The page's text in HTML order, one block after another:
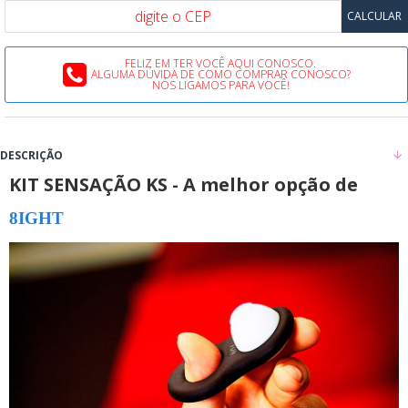
FELIZ EM TER VOCÊ AQUI CONOSCO.
ALGUMA DÚVIDA DE COMO COMPRAR CONOSCO?
NÓS LIGAMOS PARA VOCÊ!
DESCRIÇÃO
KIT SENSAÇÃO KS - A melhor opção de
8IGHT